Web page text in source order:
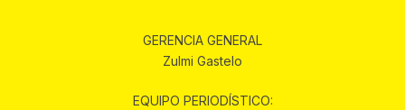
GERENCIA GENERAL
Zulmi Gastelo
EQUIPO PERIODÍSTICO: